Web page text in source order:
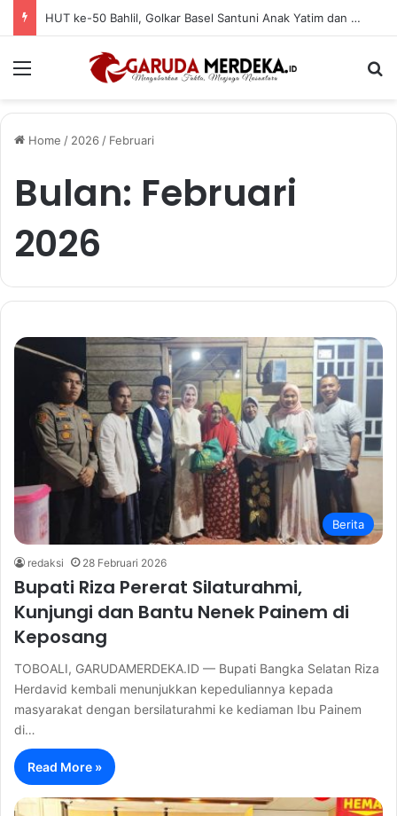
HUT ke-50 Bahlil, Golkar Basel Santuni Anak Yatim dan Fakir Miskin
Menu
Home / 2026 / Februari
Bulan: Februari
2026
Berita
redaksi 28 Februari 2026
Bupati Riza Pererat Silaturahmi,
Kunjungi dan Bantu Nenek Painem di
Keposang
TOBOALI, GARUDAMERDEKA.ID — Bupati Bangka Selatan Riza
Herdavid kembali menunjukkan kepeduliannya kepada
masyarakat dengan bersilaturahmi ke kediaman Ibu Painem
di…
Read More »